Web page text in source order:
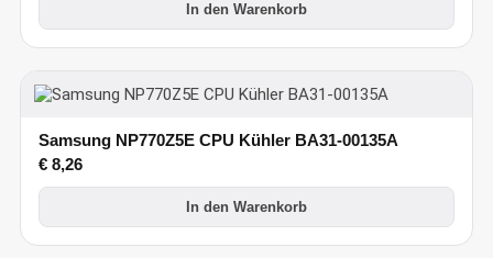
In den Warenkorb
Samsung NP770Z5E CPU Kühler BA31-00135A
€8,26
In den Warenkorb